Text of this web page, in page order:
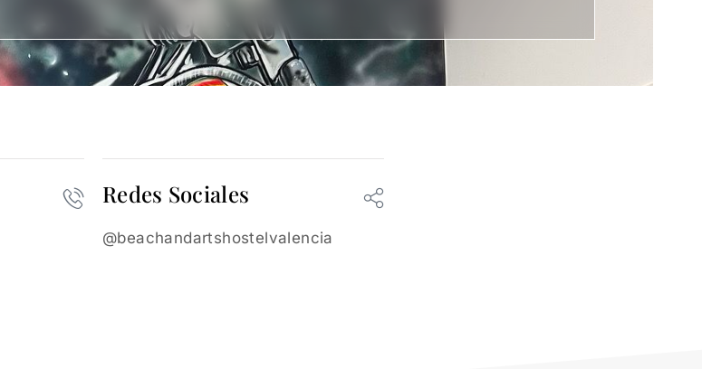
Redes Sociales
@beachandartshostelvalencia